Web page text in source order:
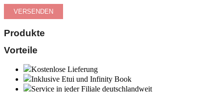
Produkte
Vorteile
Kostenlose Lieferung
Inklusive Etui und Infinity Book
Service in jeder Filiale deutschlandweit